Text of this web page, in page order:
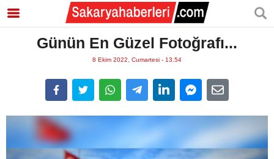
Günün En Güzel Fotoğrafı...
8 Ekim 2022, Cumartesi - 13.54